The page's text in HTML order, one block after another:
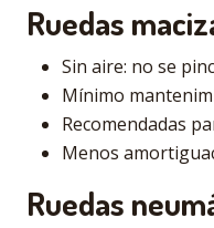
Ruedas
Sin aire: no se
Mínimo
Recomendadas
Menos
Ruedas